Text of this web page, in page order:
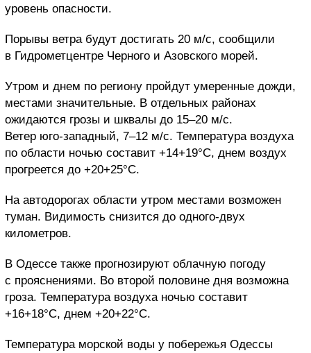
уровень опасности.
Порывы ветра будут достигать 20 м/с, сообщили
в Гидрометцентре Черного и Азовского морей.
Утром и днем по региону пройдут умеренные дожди,
местами значительные. В отдельных районах
ожидаются грозы и шквалы до 15–20 м/с.
Ветер юго-западный, 7–12 м/с. Температура воздуха
по области ночью составит +14+19°С, днем воздух
прогреется до +20+25°С.
На автодорогах области утром местами возможен
туман. Видимость снизится до одного-двух
километров.
В Одессе также прогнозируют облачную погоду
с прояснениями. Во второй половине дня возможна
гроза. Температура воздуха ночью составит
+16+18°С, днем +20+22°С.
Температура морской воды у побережья Одессы